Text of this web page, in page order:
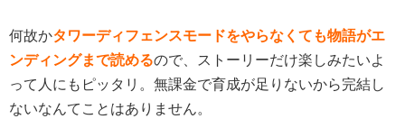
何故かタワーディフェンスモードをやらなくても物語がエ
ンディングまで読めるので、ストーリーだけ楽しみたいよ
って人にもピッタリ。無課金で育成が足りないから完結し
ないなんてことはありません。